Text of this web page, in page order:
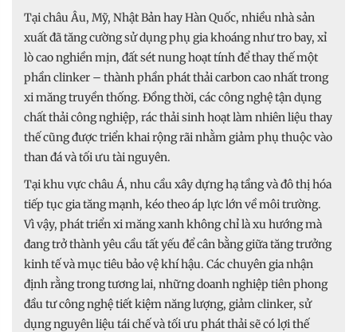
Tại châu Âu, Mỹ, Nhật Bản hay Hàn Quốc, nhiều nhà sản
xuất đã tăng cường sử dụng phụ gia khoáng như tro bay, xỉ
lò cao nghiền mịn, đất sét nung hoạt tính để thay thế một
phần clinker – thành phần phát thải carbon cao nhất trong
xi măng truyền thống. Đồng thời, các công nghệ tận dụng
chất thải công nghiệp, rác thải sinh hoạt làm nhiên liệu thay
thế cũng được triển khai rộng rãi nhằm giảm phụ thuộc vào
than đá và tối ưu tài nguyên.
Tại khu vực châu Á, nhu cầu xây dựng hạ tầng và đô thị hóa
tiếp tục gia tăng mạnh, kéo theo áp lực lớn về môi trường.
Vì vậy, phát triển xi măng xanh không chỉ là xu hướng mà
đang trở thành yêu cầu tất yếu để cân bằng giữa tăng trưởng
kinh tế và mục tiêu bảo vệ khí hậu. Các chuyên gia nhận
định rằng trong tương lai, những doanh nghiệp tiên phong
đầu tư công nghệ tiết kiệm năng lượng, giảm clinker, sử
dụng nguyên liệu tái chế và tối ưu phát thải sẽ có lợi thế